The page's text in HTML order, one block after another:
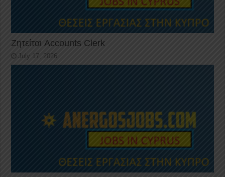
Ζητείται Accounts Clerk
July 17, 2026